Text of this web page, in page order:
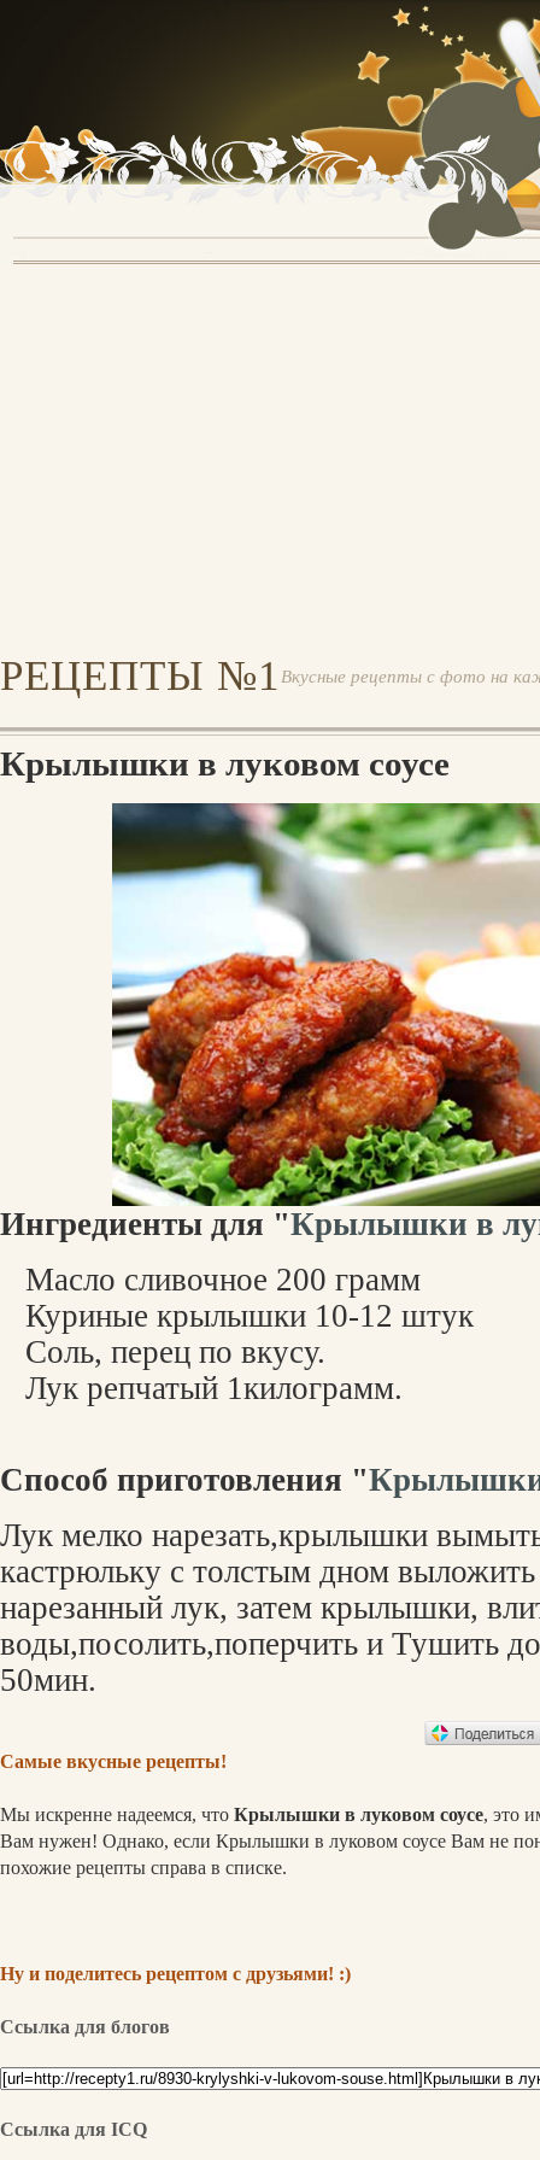
РЕЦЕПТЫ №1 Вкусные рецепты с фото на
Крылышки в луковом соусе
Ингредиенты для "Крылышки в
Масло сливочное 200 грамм
Куриные крылышки 10-12 штук
Соль, перец по вкусу.
Лук репчатый 1килограмм.
Способ приготовления "Крылышки
Лук мелко нарезать,крылышки
кастрюльку с толстым дном
нарезанный лук, затем крылышки,
воды,посолить,поперчить и Тушить
50мин.
Самые вкусные рецепты!
Мы искренне надеемся, что Крылышки в луковом соусе, это
Вам нужен! Однако, если Крылышки в луковом соусе Вам не
похожие рецепты справа в списке.
Ну и поделитесь рецептом с друзьями! :)
Ссылка для блогов
Ссылка для ICQ